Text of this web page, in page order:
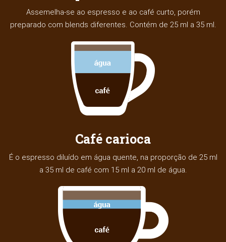
Assemelha-se ao espresso e ao café curto, porém
preparado com blends diferentes. Contém de 25 ml a 35 ml.
Café carioca
É o espresso diluído em água quente, na proporção de 25 ml
a 35 ml de café com 15 ml a 20 ml de água.